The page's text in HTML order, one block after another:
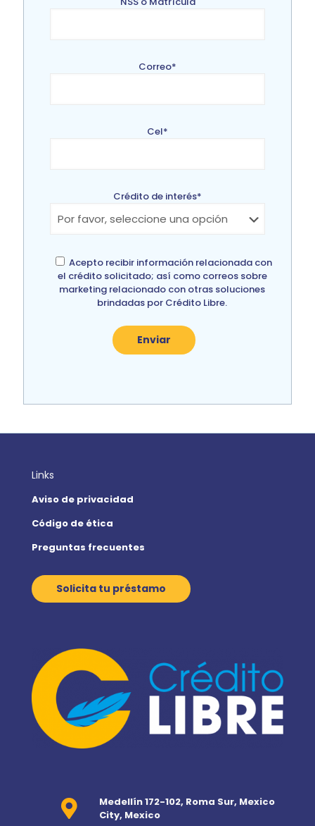
Correo*
Cel*
Crédito de interés*
Acepto recibir información relacionada con
el crédito solicitado; así como correos sobre
marketing relacionado con otras soluciones
brindadas por Crédito Libre.
Links
Aviso de privacidad
Código de ética
Preguntas frecuentes
Solicita tu préstamo
Medellín 172-102, Roma Sur, Mexico
City, Mexico